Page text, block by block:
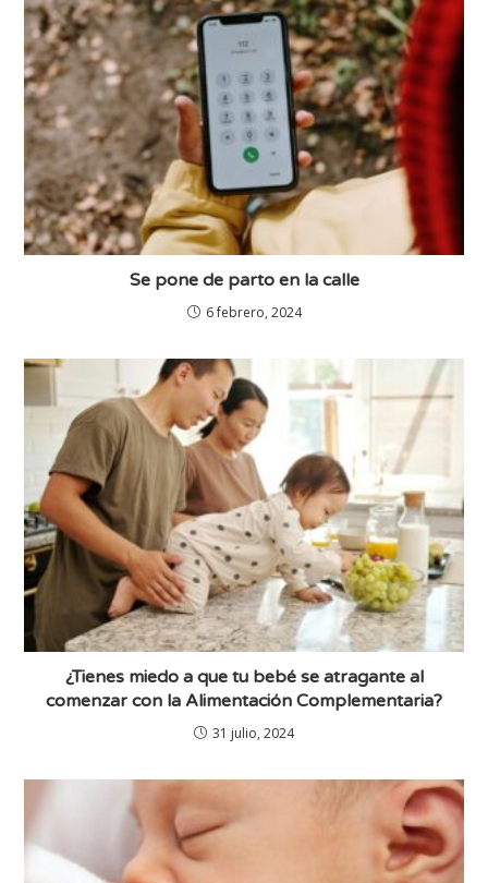
Se pone de parto en la calle
6 febrero, 2024
¿Tienes miedo a que tu bebé se atragante al
comenzar con la Alimentación Complementaria?
31 julio, 2024